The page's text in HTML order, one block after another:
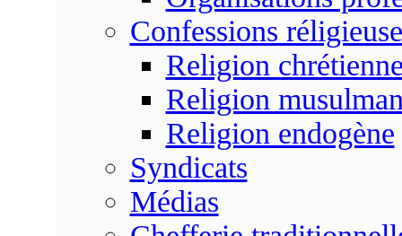
Confessions
Religion
Religion
Religion endogène
Syndicats
Médias